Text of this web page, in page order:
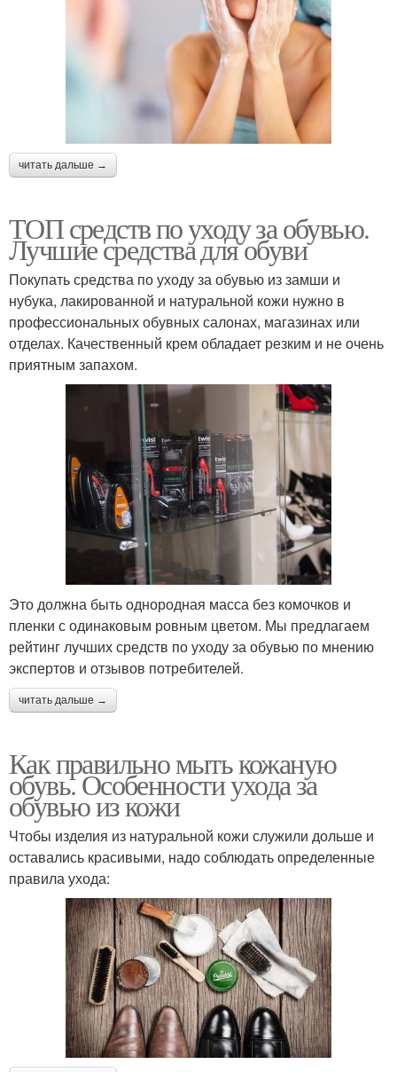
читать дальше →
ТОП средств по уходу за обувью.
Лучшие средства для обуви
Покупать средства по уходу за обувью из замши и
нубука, лакированной и натуральной кожи нужно в
профессиональных обувных салонах, магазинах или
отделах. Качественный крем обладает резким и не очень
приятным запахом.
Это должна быть однородная масса без комочков и
пленки с одинаковым ровным цветом. Мы предлагаем
рейтинг лучших средств по уходу за обувью по мнению
экспертов и отзывов потребителей.
читать дальше →
Как правильно мыть кожаную
обувь. Особенности ухода за
обувью из кожи
Чтобы изделия из натуральной кожи служили дольше и
оставались красивыми, надо соблюдать определенные
правила ухода: